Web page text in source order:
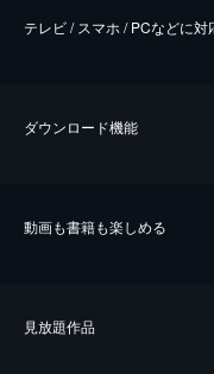
テレビ / スマホ / PCなどに対
ダウンロード機能
動画も書籍も楽しめる
⾒放題作品